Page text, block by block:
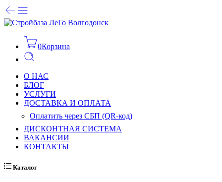
0Корзина
О НАС
БЛОГ
УСЛУГИ
ДОСТАВКА И ОПЛАТА
Оплатить через СБП (QR-код)
ДИСКОНТНАЯ СИСТЕМА
ВАКАНСИИ
КОНТАКТЫ
Каталог